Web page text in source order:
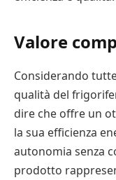
Valore
Considerando
qualità del
dire che offre un
la sua efficienza
autonomia senza
prodotto